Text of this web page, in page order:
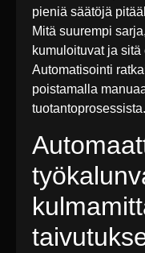
pieniä säätöjä
Mitä suurempi
kumuloituvat ja
Automatisointi
poistamalla
tuotantoprosessista.